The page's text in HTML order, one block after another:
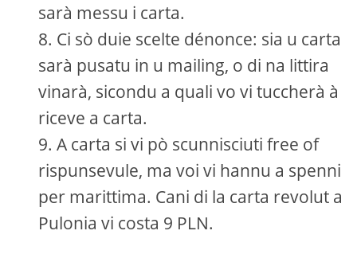
sarà messu i carta.
Ci sò duie scelte dénonce: sia u carta
sarà pusatu in u mailing, o di na littira
vinarà, sicondu a quali vo vi tuccherà à
riceve a carta.
A carta si vi pò scunnisciuti free of
rispunsevule, ma voi vi hannu a spenni
per marittima. Cani di la carta revolut a
Pulonia vi costa 9 PLN.